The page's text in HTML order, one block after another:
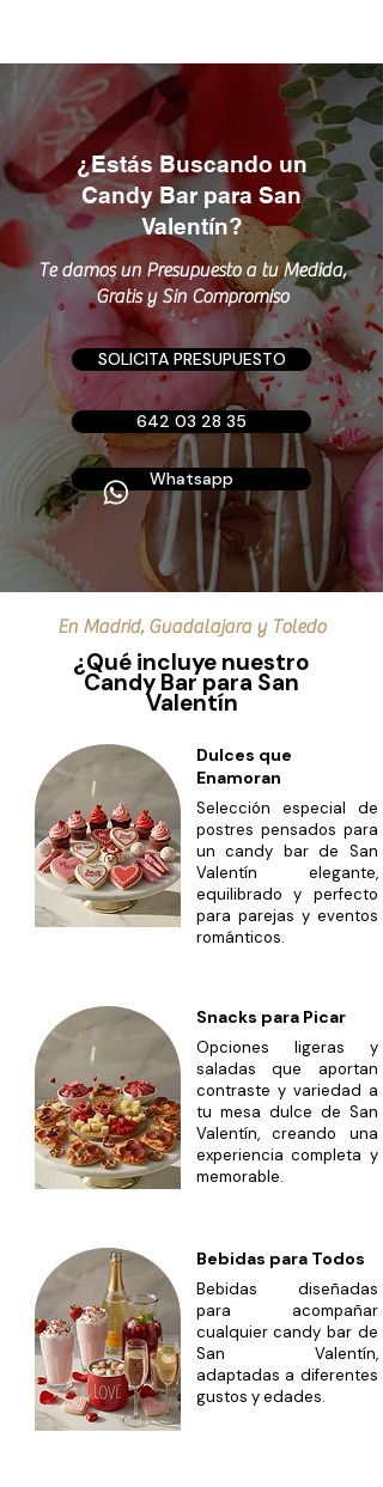
¿Estás Buscando un
Candy Bar para San
Valentín?
Te damos un Presupuesto a tu Medida,
Gratis y Sin Compromiso
SOLICITA PRESUPUESTO
642 03 28 35
Whatsapp
En Madrid, Guadalajara y Toledo
¿Qué incluye nuestro
Candy Bar para San
Valentín
Dulces que
Enamoran
Selección especial de
postres pensados para
un candy bar de San
Valentín elegante,
equilibrado y perfecto
para parejas y eventos
románticos.
Snacks para Picar
Opciones ligeras y
saladas que aportan
contraste y variedad a
tu mesa dulce de San
Valentín, creando una
experiencia completa y
memorable.
Bebidas para Todos
Bebidas diseñadas
para acompañar
cualquier candy bar de
San Valentín,
adaptadas a diferentes
gustos y edades.